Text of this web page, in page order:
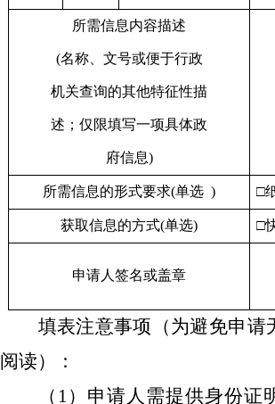
所需信息内容描述
(名称、文号或便于行政
机关查询的其他特征性描
述；仅限填写一项具体政
府信息)
所需信息的形式要求(单选 ) □
获取信息的方式(单选) □
申请人签名或盖章
填表注意事项（为避免申请
阅读）：
（ 1）申请人需提供身份证